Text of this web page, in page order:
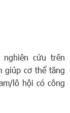
cứu trên
giúp cơ thể tăng
lô hội có công